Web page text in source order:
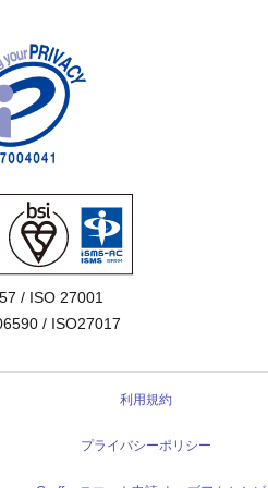
/ ISO 27001
/ ISO27017
利用規約
プライバシーポリシー